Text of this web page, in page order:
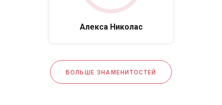
Алекса Николас
БОЛЬШЕ ЗНАМЕНИТОСТЕЙ